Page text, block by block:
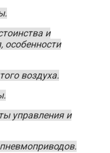
и
особенности
воздуха.
управления и